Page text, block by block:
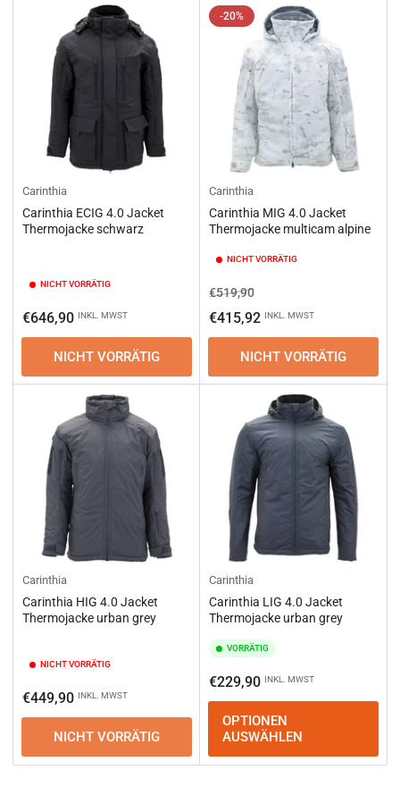
Carinthia
Carinthia ECIG 4.0 Jacket
Thermojacke schwarz
NICHT VORRÄTIG
Normaler
Preis
€646,90 INKL. MWST
NICHT VORRÄTIG
-20%
Carinthia
Carinthia MIG 4.0 Jacket
Thermojacke multicam alpine
NICHT VORRÄTIG
Normaler
Preis
€519,90Ausverkaufspreis
€415,92 INKL. MWST
NICHT VORRÄTIG
Carinthia
Carinthia HIG 4.0 Jacket
Thermojacke urban grey
NICHT VORRÄTIG
Normaler
Preis
€449,90 INKL. MWST
NICHT VORRÄTIG
Carinthia
Carinthia LIG 4.0 Jacket
Thermojacke urban grey
VORRÄTIG
Normaler
Preis
€229,90 INKL. MWST
OPTIONEN
AUSWÄHLEN